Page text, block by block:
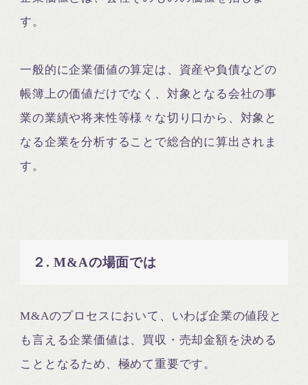
す。
一般的に企業価値の算定は、資産や負債などの
帳簿上の価値だけでなく、対象となる会社の事
業の業績や将来性等様々な切り口から、対象と
なる企業を分析することで総合的に算出されま
す。
２. M&Aの場面では
M&Aのプロセスにおいて、いわば企業の値段と
も言える企業価値は、買収・売却金額を決める
こととなるため、極めて重要です。